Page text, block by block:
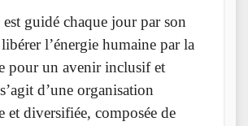
guidé chaque jour par son
l’énergie humaine par la
pour un avenir inclusif et
d’une organisation
et diversifiée, composée de